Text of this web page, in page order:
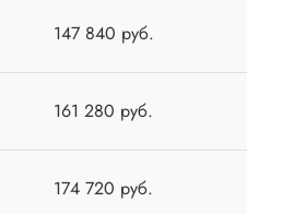
147 840 руб.
161 280 руб.
174 720 руб.